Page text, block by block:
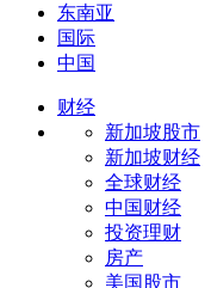
东南亚
国际
中国
财经
新加坡股市
新加坡财经
全球财经
中国财经
投资理财
房产
美国股市